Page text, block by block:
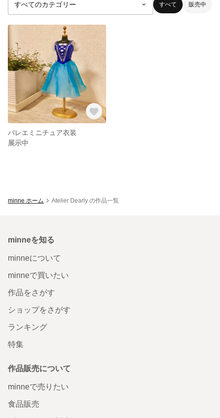
すべて 販売中
バレエミニチュア衣装
展示中
minne ホーム Atelier Dearly の作品一覧
minneを知る
minneについて
minneで買いたい
作品をさがす
ショップをさがす
ランキング
特集
作品販売について
minneで売りたい
食品販売